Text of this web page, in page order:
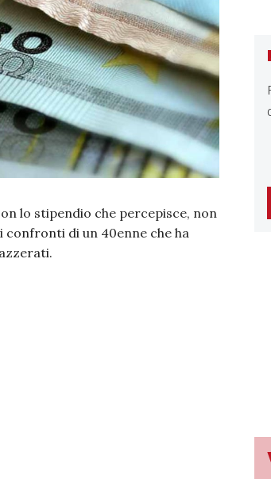
lo stipendio che percepisce, non
confronti di un 40enne che ha